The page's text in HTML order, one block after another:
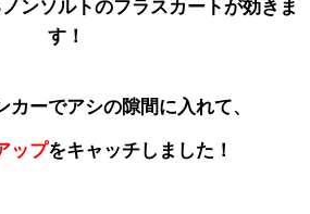
ンソルトのフラスカートが効きま
す！
カーでアシの隙間に入れて、
ップをキャッチしました！